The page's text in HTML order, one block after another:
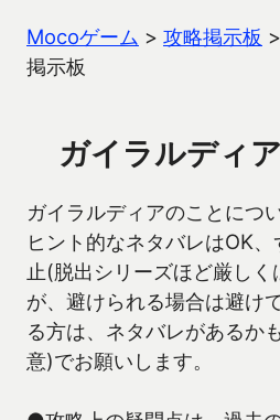
Mocoゲーム > 攻略掲示板 >
掲示板
ガイラルディ
ガイラルディアのことにつ
ヒント的なネタバレはOK
止(脱出シリーズほど厳し
が、避けられる場合は避け
る方は、ネタバレがあるか
意)でお願いします。